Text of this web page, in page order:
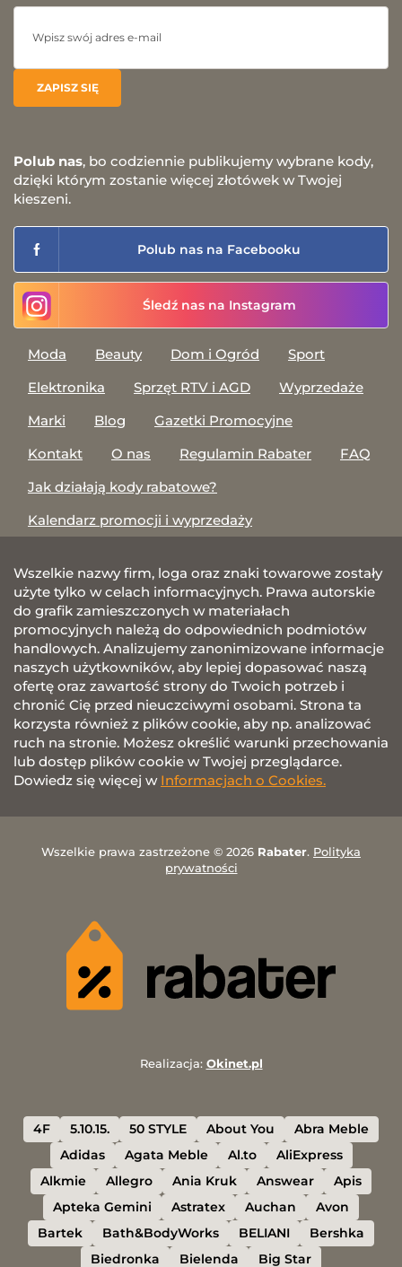
Polub nas, bo codziennie publikujemy wybrane kody,
dzięki którym zostanie więcej złotówek w Twojej
kieszeni.
Polub nas na Facebooku
Śledź nas na Instagram
Moda Beauty Dom i Ogród
Sport
Elektronika
Sprzęt RTV i AGD
Wyprzedaże
Marki
Blog
Gazetki Promocyjne
Kontakt
O nas Regulamin Rabater
FAQ
Jak działają kody rabatowe?
Kalendarz promocji i wyprzedaży
Wszelkie nazwy firm, loga oraz znaki towarowe zostały
użyte tylko w celach informacyjnych. Prawa autorskie
do grafik zamieszczonych w materiałach
promocyjnych należą do odpowiednich podmiotów
handlowych. Analizujemy zanonimizowane informacje
naszych użytkowników, aby lepiej dopasować naszą
ofertę oraz zawartość strony do Twoich potrzeb i
chronić Cię przed nieuczciwymi osobami. Strona ta
korzysta również z plików cookie, aby np. analizować
ruch na stronie. Możesz określić warunki przechowania
lub dostęp plików cookie w Twojej przeglądarce.
Dowiedz się więcej w Informacjach o Cookies.
Wszelkie prawa zastrzeżone © 2026 Rabater. Polityka
prywatności
Realizacja: Okinet.pl
4F 5.10.15. 50 STYLE About You
Abra Meble
Adidas
Agata Meble Al.to
AliExpress
Alkmie
Allegro Ania Kruk Answear
Apis
Apteka Gemini
Astratex Auchan
Avon
Bartek
Bath&BodyWorks BELIANI
Bershka
Biedronka
Bielenda Big Star